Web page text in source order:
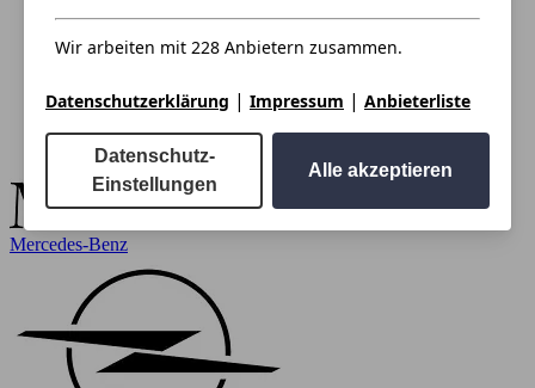
Mercedes-Benz
Wir arbeiten mit 228 Anbietern zusammen.
Datenschutzerklärung | Impressum | Anbieterliste
Datenschutz-
Einstellungen
Alle akzeptieren